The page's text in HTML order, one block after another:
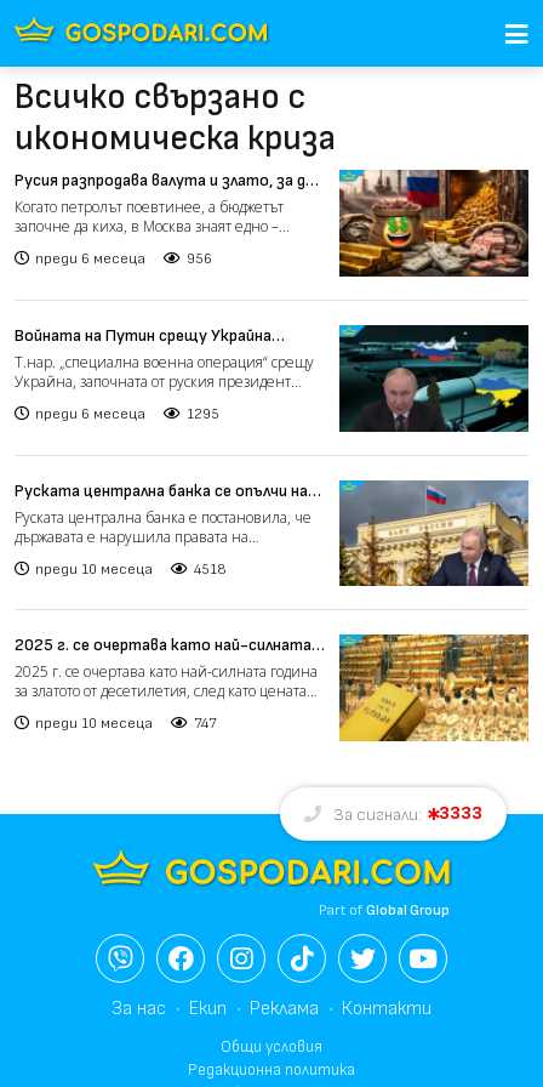
Всичко свързано с
икономическа криза
Русия разпродава валута и злато, за да
запълни дупката в бюджета
Когато петролът поевтинее, а бюджетът
започне да киха, в Москва знаят едно –
преди 6 месеца 956
Войната на Путин срещу Украйна
надмина по продължителност Великата
отечествена война
Т.нар. „специална военна операция“ срещу
Украйна, започната от руския президент
преди 6 месеца 1295
Руската централна банка се опълчи на
Кремъл заради конфискувани от
държавата активи
Руската централна банка е постановила, че
държавата е нарушила правата на
преди 10 месеца 4518
2025 г. се очертава като най-силната
за златото от десетилетия
2025 г. се очертава като най-силната година
за златото от десетилетия, след като цената
преди 10 месеца 747
За сигнали: 3333
Part ofGlobal Group
За нас Екип Реклама Контакти
Общи условия
Редакционна политика